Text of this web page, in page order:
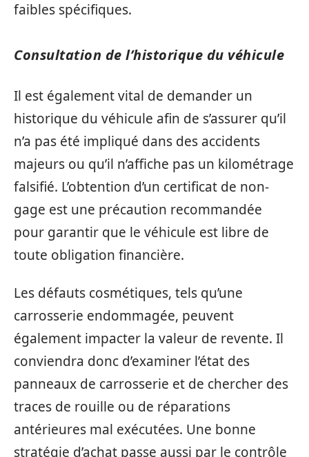
faibles spécifiques.
Consultation de l’historique du véhicule
Il est également vital de demander un
historique du véhicule afin de s’assurer qu’il
n’a pas été impliqué dans des accidents
majeurs ou qu’il n’affiche pas un kilométrage
falsifié. L’obtention d’un certificat de non-
gage est une précaution recommandée
pour garantir que le véhicule est libre de
toute obligation financière.
Les défauts cosmétiques, tels qu’une
carrosserie endommagée, peuvent
également impacter la valeur de revente. Il
conviendra donc d’examiner l’état des
panneaux de carrosserie et de chercher des
traces de rouille ou de réparations
antérieures mal exécutées. Une bonne
stratégie d’achat passe aussi par le contrôle